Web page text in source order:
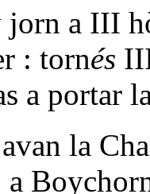
jorn a III
: tornés
a portar
la